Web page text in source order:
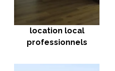
location local
professionnels